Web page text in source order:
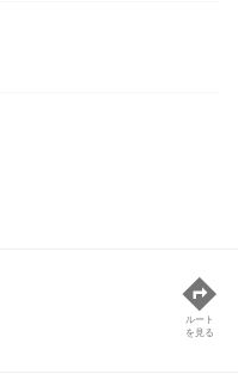
ルート
を見る